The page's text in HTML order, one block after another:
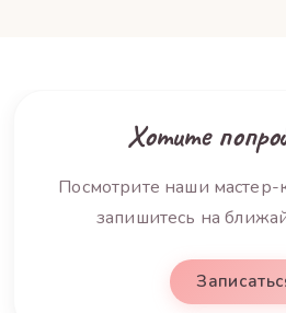
Хотите
Посмотрите наши мастер-
запишитесь на